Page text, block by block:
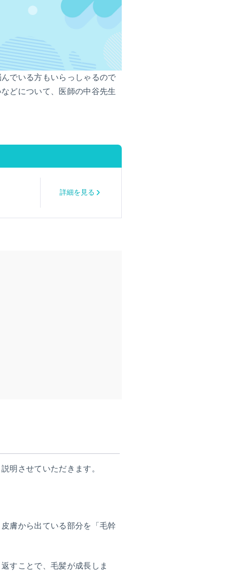
でいる方もいらっしゃるので
どについて、医師の中谷先生
詳細を見る
明させていただきます。
膚から出ている部分を「毛幹
すことで、毛髪が成長しま